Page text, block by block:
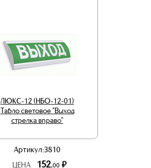
ЛЮКС-12 (НБО-12-01)
Табло световое "Выход
стрелка вправо"
Артикул:3810
ЦЕНА
152.00 р.